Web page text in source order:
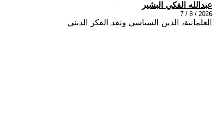
عبدالله الفكي البشير
2026 / 8 / 7
العلمانية، الدين السياسي ونقد الفكر الديني